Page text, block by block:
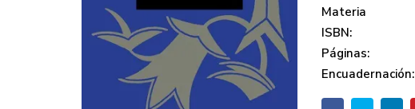
Materia
ISBN:
Páginas:
Encuadernación: